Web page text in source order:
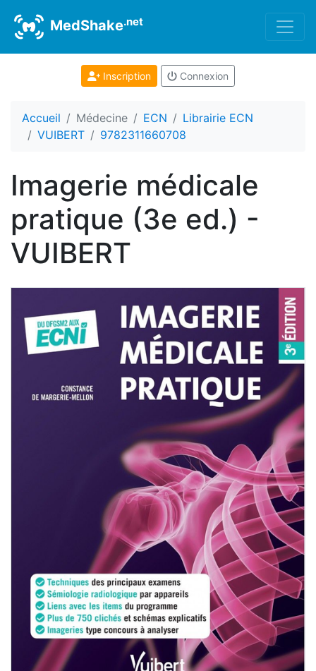
MedShake.net
Inscription Connexion
Accueil Médecine ECN
Librairie ECN
VUIBERT
9782311660708
Imagerie médicale
pratique (3e ed.) -
VUIBERT